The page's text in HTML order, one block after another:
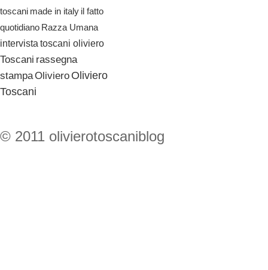
toscani made in italy il fatto
quotidiano Razza Umana
intervista toscani oliviero
Toscani rassegna
stampaOliviero Oliviero
Toscani
© 2011 olivierotoscaniblog